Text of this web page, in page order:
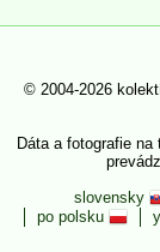
© 2004-2026
Dáta a fotografie
slovensky
po polsku